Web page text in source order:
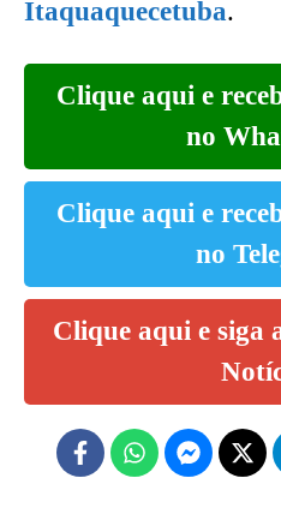
Itaquaquecetuba.
Clique aqui e
no
Clique aqui e
no
Clique aqui e siga